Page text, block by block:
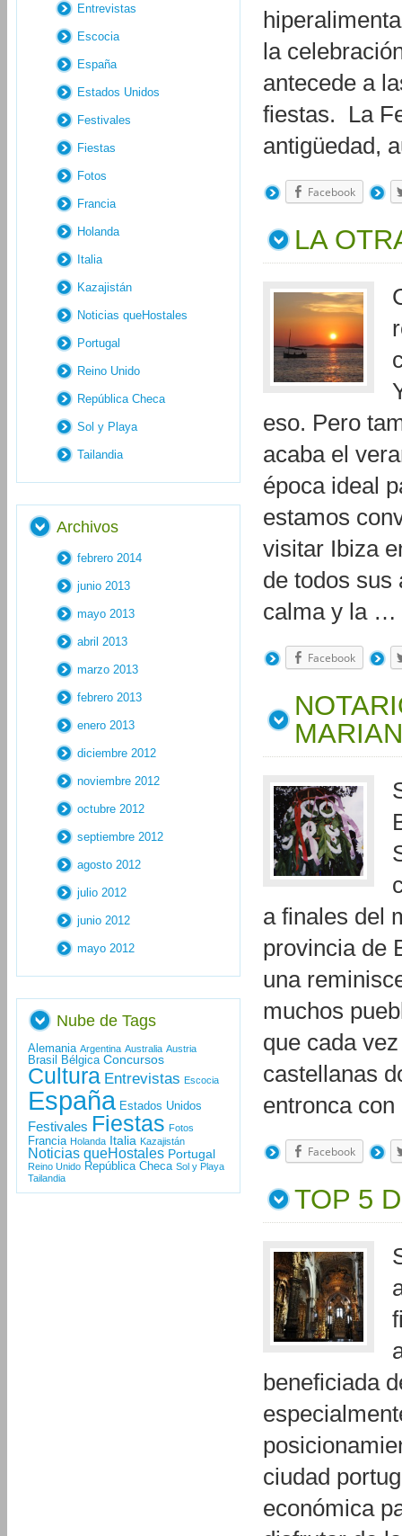
la
antecede a
fiestas. La
antigüedad,
Facebook
LA
eso. Pero
acaba el
época ideal
estamos
visitar Ibiza
de todos sus
calma y la …
Facebook
a finales del
provincia de
una
muchos
que cada
castellanas
entronca
Facebook
TOP 5
beneficiada
ciudad
económica
Entrevistas
Escocia
España
Estados Unidos
Festivales
Fiestas
Fotos
Francia
Holanda
Italia
Kazajistán
Noticias queHostales
Portugal
Reino Unido
República Checa
Sol y Playa
Tailandia
Archivos
febrero 2014
junio 2013
mayo 2013
abril 2013
marzo 2013
febrero 2013
enero 2013
diciembre 2012
noviembre 2012
octubre 2012
septiembre 2012
agosto 2012
julio 2012
junio 2012
mayo 2012
Nube de Tags
Alemania Argentina Australia Austria
Brasil Bélgica Concursos
Cultura Entrevistas Escocia
España Estados Unidos
Festivales Fiestas Fotos
Francia Holanda Italia Kazajistán
Noticias queHostales Portugal
Reino Unido República Checa Sol y Playa
Tailandia